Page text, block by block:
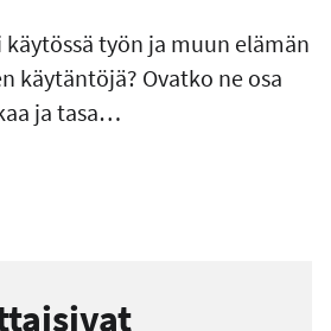
työn ja muun elämän
käytäntöjä? Ovatko ne osa
ja tasa…